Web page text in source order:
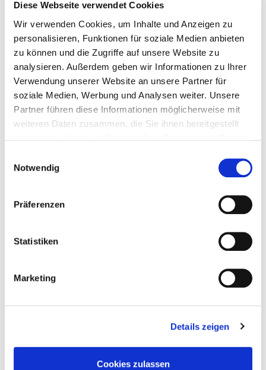
Diese Webseite verwendet Cookies
Wir verwenden Cookies, um Inhalte und Anzeigen zu
personalisieren, Funktionen für soziale Medien anbieten
zu können und die Zugriffe auf unsere Website zu
analysieren. Außerdem geben wir Informationen zu Ihrer
Verwendung unserer Website an unsere Partner für
soziale Medien, Werbung und Analysen weiter. Unsere
Partner führen diese Informationen möglicherweise mit
weiteren Daten zusammen, die Sie ihnen bereitgestellt
Notwendig
Präferenzen
Statistiken
Marketing
Details zeigen
Cookies zulassen
Bitte bieten Sie mir Flüge an
Persönliche Daten
Anrede
Name*